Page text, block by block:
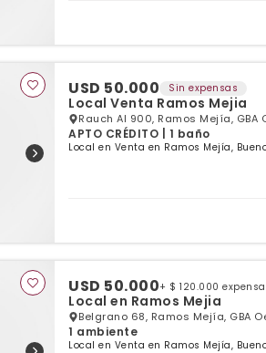
USD 50.000 Sin expensas
Local Venta Ramos Mejia
Rauch Al 900, Ramos Mejía, GBA
APTO CRÉDITO | 1 baño
Local en Venta en Ramos Mejía,
USD 50.000+ $ 120.000
Local en Ramos Mejia
Belgrano 68, Ramos Mejía, GBA
1 ambiente
Local en Venta en Ramos Mejía,